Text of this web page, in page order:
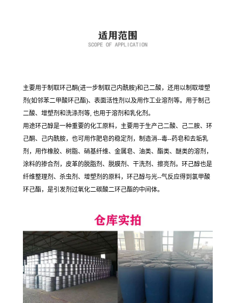
主要用于制取环己酮(进一步制取己内酰胺)和己二酸，还用以制取增塑
剂(如邻苯二甲酸环己酯)、表面活性剂以及用作工业溶剂等。用于制己
二酸、增塑剂和洗涤剂等, 也用于溶剂和乳化剂。
用途环己醇是一种重要的化工原料，主要用于生产己二酸、己二胺、环
己酮、己内酰胺，也可用作肥皂的稳定剂，制造消--毒--药皂和去垢乳
剂，用作橡胶、树脂、硝基纤维、金属皂、油类、酯类、醚类的溶剂，
涂料的掺合剂，皮革的脱脂剂、脱膜剂、干洗剂、擦亮剂。环己醇也是
纤维整理剂、杀虫剂、增塑剂的原料，环己醇与光--气反应得到氯甲酸
环己酯，是引发剂过氧化二碳酸二环己酯的中间体。